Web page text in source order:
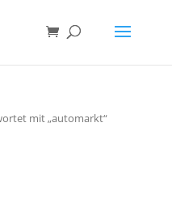
mit „automarkt“